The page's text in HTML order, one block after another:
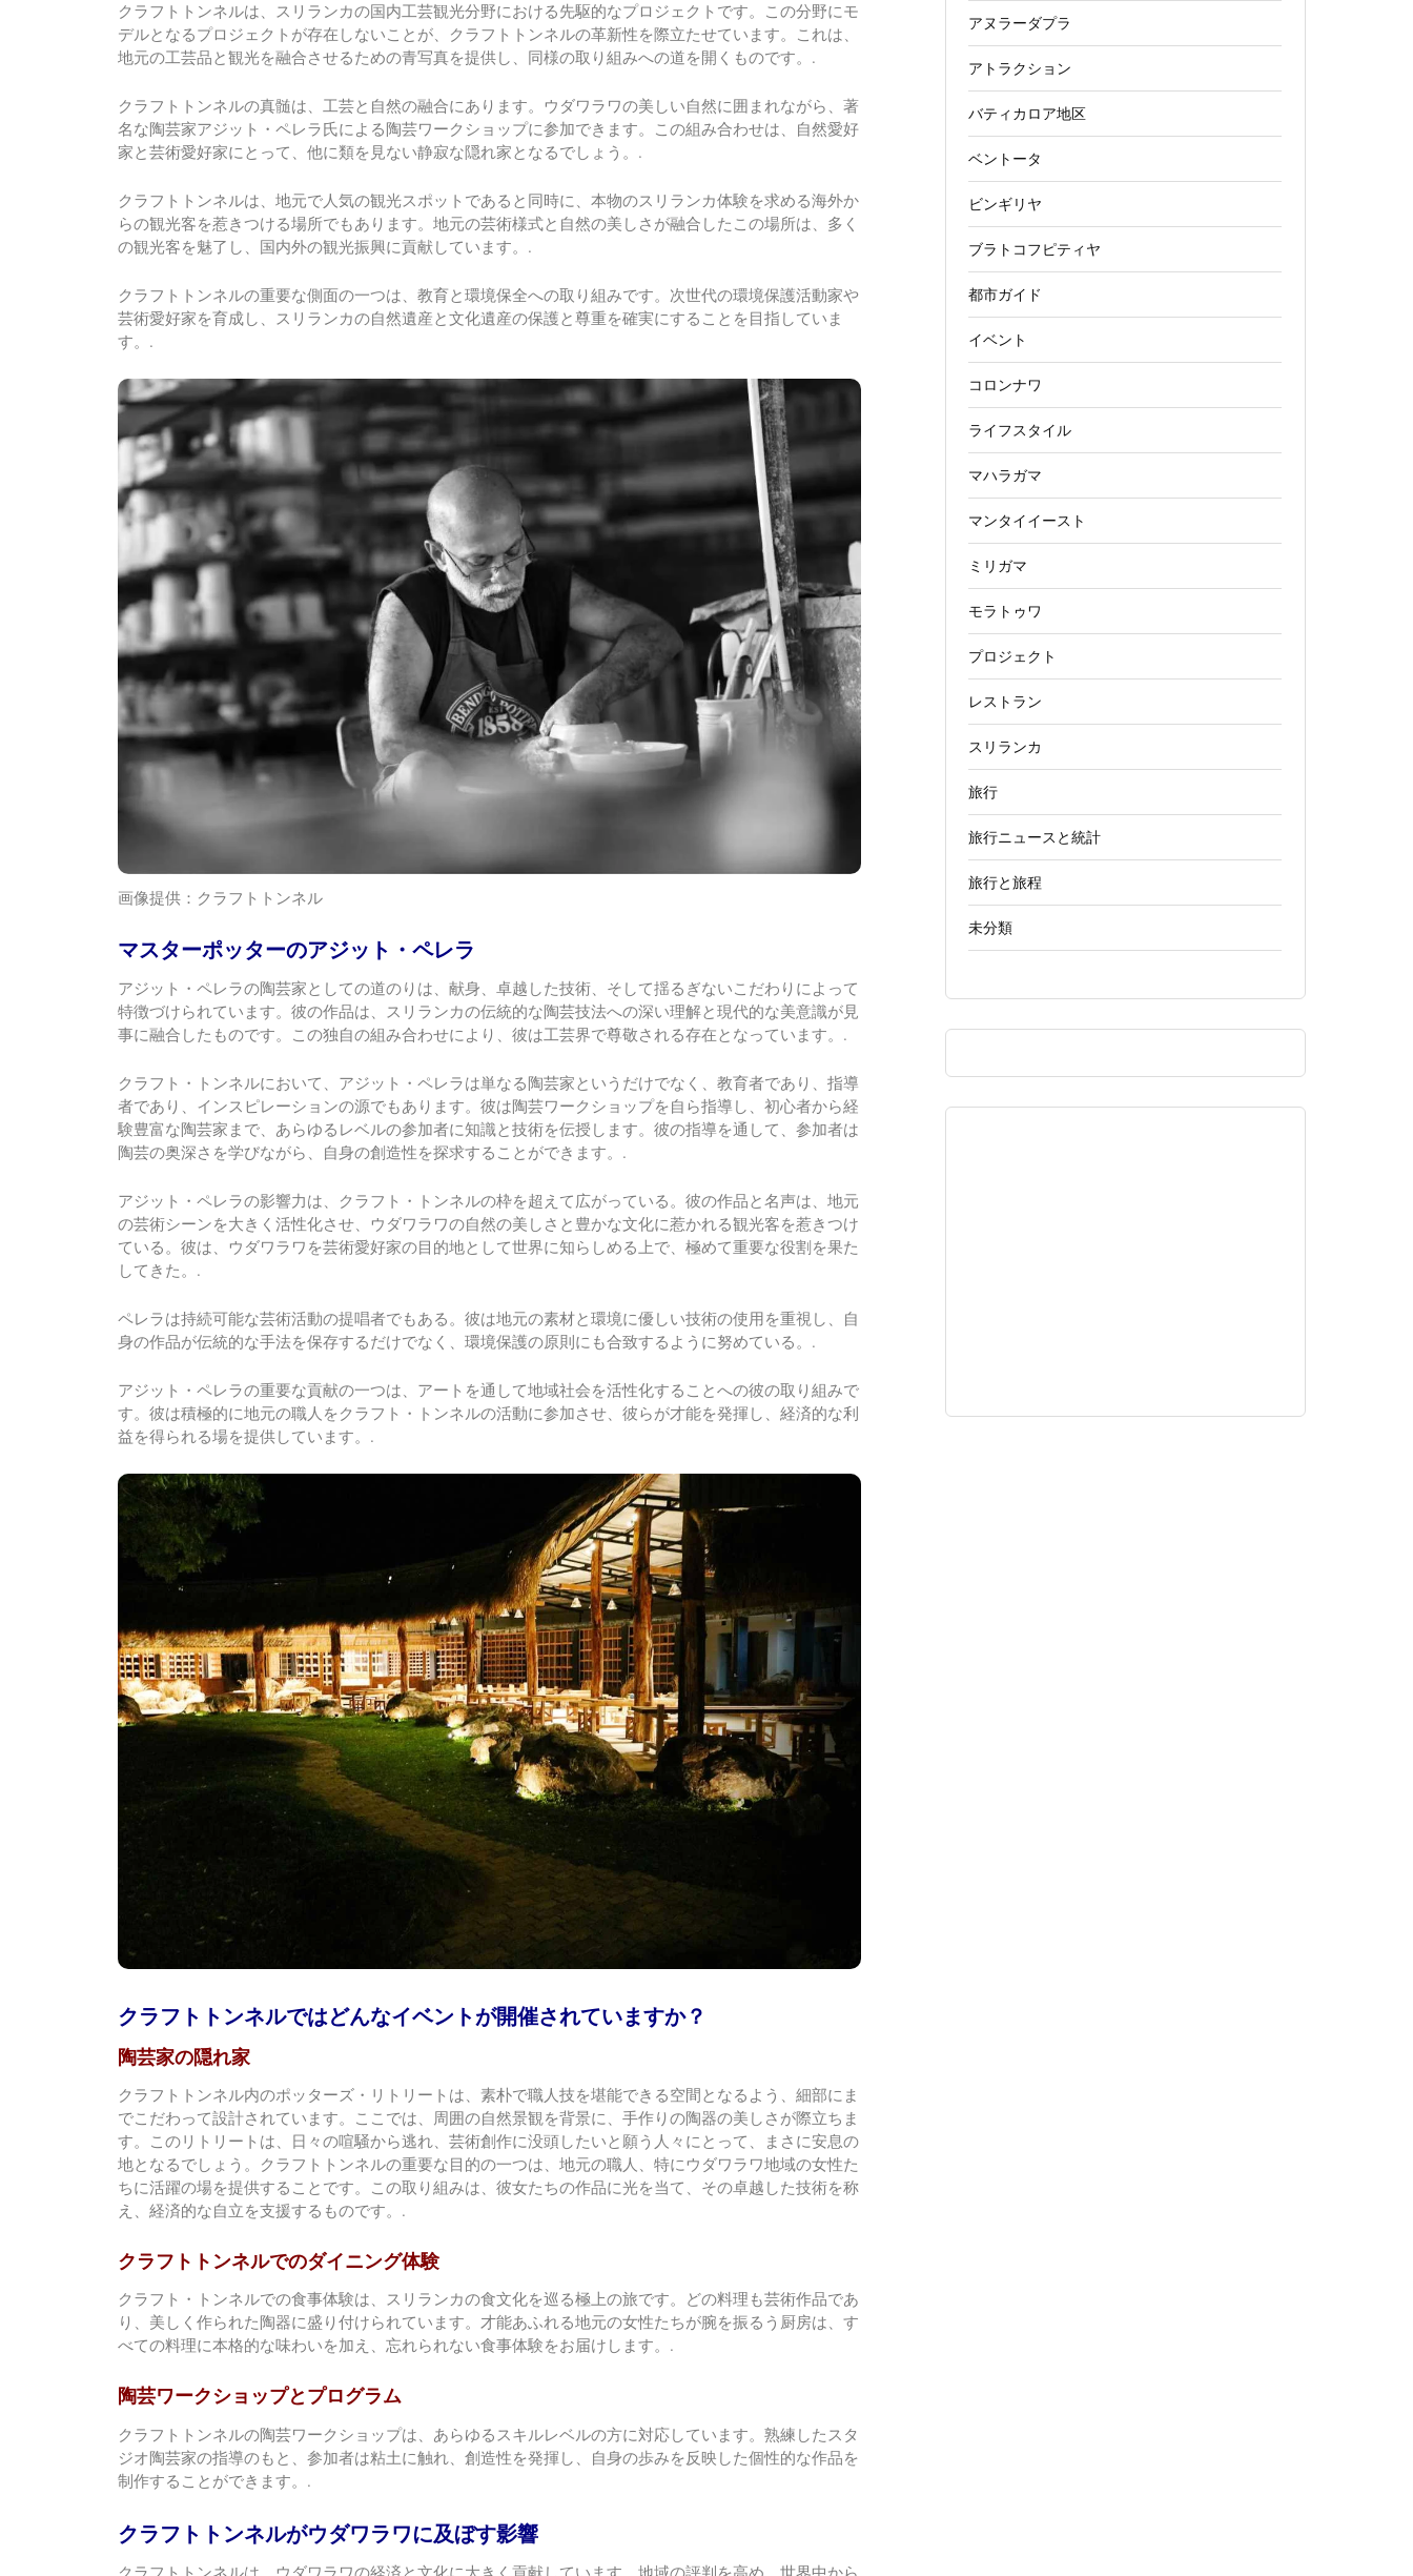
クラフトトンネルは、スリランカの国内工芸観光分野における先駆的なプロジェクトです。この分野にモ
デルとなるプロジェクトが存在しないことが、クラフトトンネルの革新性を際立たせています。これは、
地元の工芸品と観光を融合させるための青写真を提供し、同様の取り組みへの道を開くものです。.
クラフトトンネルの真髄は、工芸と自然の融合にあります。ウダワラワの美しい自然に囲まれながら、著
名な陶芸家アジット・ペレラ氏による陶芸ワークショップに参加できます。この組み合わせは、自然愛好
家と芸術愛好家にとって、他に類を見ない静寂な隠れ家となるでしょう。.
クラフトトンネルは、地元で人気の観光スポットであると同時に、本物のスリランカ体験を求める海外か
らの観光客を惹きつける場所でもあります。地元の芸術様式と自然の美しさが融合したこの場所は、多く
の観光客を魅了し、国内外の観光振興に貢献しています。.
クラフトトンネルの重要な側面の一つは、教育と環境保全への取り組みです。次世代の環境保護活動家や
芸術愛好家を育成し、スリランカの自然遺産と文化遺産の保護と尊重を確実にすることを目指していま
す。.
画像提供：クラフトトンネル
マスターポッターのアジット・ペレラ
アジット・ペレラの陶芸家としての道のりは、献身、卓越した技術、そして揺るぎないこだわりによって
特徴づけられています。彼の作品は、スリランカの伝統的な陶芸技法への深い理解と現代的な美意識が見
事に融合したものです。この独自の組み合わせにより、彼は工芸界で尊敬される存在となっています。.
クラフト・トンネルにおいて、アジット・ペレラは単なる陶芸家というだけでなく、教育者であり、指導
者であり、インスピレーションの源でもあります。彼は陶芸ワークショップを自ら指導し、初心者から経
験豊富な陶芸家まで、あらゆるレベルの参加者に知識と技術を伝授します。彼の指導を通して、参加者は
陶芸の奥深さを学びながら、自身の創造性を探求することができます。.
アジット・ペレラの影響力は、クラフト・トンネルの枠を超えて広がっている。彼の作品と名声は、地元
の芸術シーンを大きく活性化させ、ウダワラワの自然の美しさと豊かな文化に惹かれる観光客を惹きつけ
ている。彼は、ウダワラワを芸術愛好家の目的地として世界に知らしめる上で、極めて重要な役割を果た
してきた。.
ペレラは持続可能な芸術活動の提唱者でもある。彼は地元の素材と環境に優しい技術の使用を重視し、自
身の作品が伝統的な手法を保存するだけでなく、環境保護の原則にも合致するように努めている。.
アジット・ペレラの重要な貢献の一つは、アートを通して地域社会を活性化することへの彼の取り組みで
す。彼は積極的に地元の職人をクラフト・トンネルの活動に参加させ、彼らが才能を発揮し、経済的な利
益を得られる場を提供しています。.
クラフトトンネルではどんなイベントが開催されていますか？
陶芸家の隠れ家
クラフトトンネル内のポッターズ・リトリートは、素朴で職人技を堪能できる空間となるよう、細部にま
でこだわって設計されています。ここでは、周囲の自然景観を背景に、手作りの陶器の美しさが際立ちま
す。このリトリートは、日々の喧騒から逃れ、芸術創作に没頭したいと願う人々にとって、まさに安息の
地となるでしょう。クラフトトンネルの重要な目的の一つは、地元の職人、特にウダワラワ地域の女性た
ちに活躍の場を提供することです。この取り組みは、彼女たちの作品に光を当て、その卓越した技術を称
え、経済的な自立を支援するものです。.
クラフトトンネルでのダイニング体験
クラフト・トンネルでの食事体験は、スリランカの食文化を巡る極上の旅です。どの料理も芸術作品であ
り、美しく作られた陶器に盛り付けられています。才能あふれる地元の女性たちが腕を振るう厨房は、す
べての料理に本格的な味わいを加え、忘れられない食事体験をお届けします。.
陶芸ワークショップとプログラム
クラフトトンネルの陶芸ワークショップは、あらゆるスキルレベルの方に対応しています。熟練したスタ
ジオ陶芸家の指導のもと、参加者は粘土に触れ、創造性を発揮し、自身の歩みを反映した個性的な作品を
制作することができます。.
クラフトトンネルがウダワラワに及ぼす影響
アヌラーダプラ
アトラクション
バティカロア地区
ベントータ
ビンギリヤ
ブラトコフピティヤ
都市ガイド
イベント
コロンナワ
ライフスタイル
マハラガマ
マンタイイースト
ミリガマ
モラトゥワ
プロジェクト
レストラン
スリランカ
旅行
旅行ニュースと統計
旅行と旅程
未分類